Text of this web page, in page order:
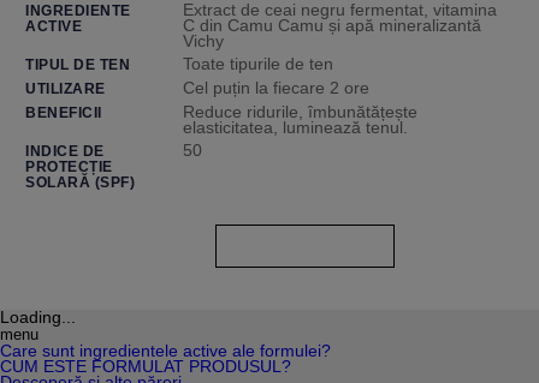
INGREDIENTE
ACTIVE
Extract de ceai negru fermentat, vitamina
C din Camu Camu și apă mineralizantă
Vichy
TIPUL DE TEN Toate tipurile de ten
UTILIZARE Cel puțin la fiecare 2 ore
BENEFICII
Reduce ridurile, îmbunătățește
elasticitatea, luminează tenul.
INDICE DE
PROTECȚIE
SOLARĂ (SPF)
50
Loading...
menu
Care sunt ingredientele active ale formulei?
CUM ESTE FORMULAT PRODUSUL?